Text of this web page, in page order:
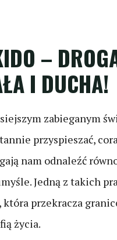
–
I DUCHA!
zabieganym
przyspieszać,
nam odnaleźć
Jedną z takich
która przekracza
życia.